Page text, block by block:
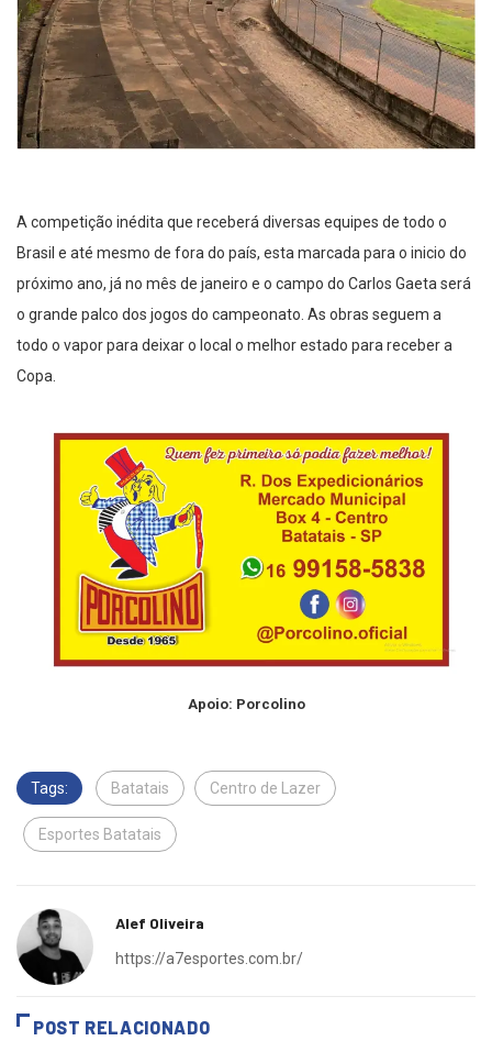
A competição inédita que receberá diversas equipes de todo o
Brasil e até mesmo de fora do país, esta marcada para o inicio do
próximo ano, já no mês de janeiro e o campo do Carlos Gaeta será
o grande palco dos jogos do campeonato. As obras seguem a
todo o vapor para deixar o local o melhor estado para receber a
Copa.
Apoio: Porcolino
Tags: Batatais Centro de Lazer
Esportes Batatais
Alef Oliveira
https://a7esportes.com.br/
POST RELACIONADO